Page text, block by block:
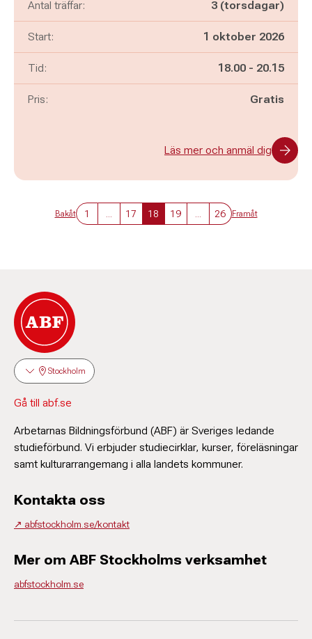
Antal träffar: 3 (torsdagar)
Start: 1 oktober 2026
Tid: Pågår mellan
18.00 - och
20.15
Pris: Gratis
Läs mer och anmäl dig
Bakåt 1 17 18 19 26 Framåt
Stockholm
Gå till abf.se
Arbetarnas Bildningsförbund (ABF) är Sveriges ledande
studieförbund. Vi erbjuder studiecirklar, kurser, föreläsningar
samt kulturarrangemang i alla landets kommuner.
Kontakta oss
↗️ abfstockholm.se/kontakt
Mer om ABF Stockholms verksamhet
abfstockholm.se